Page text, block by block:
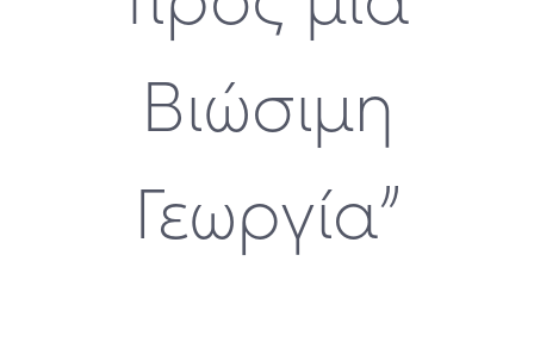
Βιώσιμη
Γεωργία”